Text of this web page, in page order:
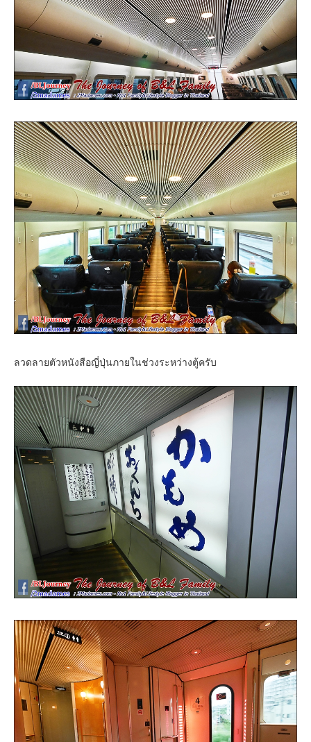
ลวดลายตัวหนังสือญี่ปุ่นภายในช่วงระหว่างตู้ครับ